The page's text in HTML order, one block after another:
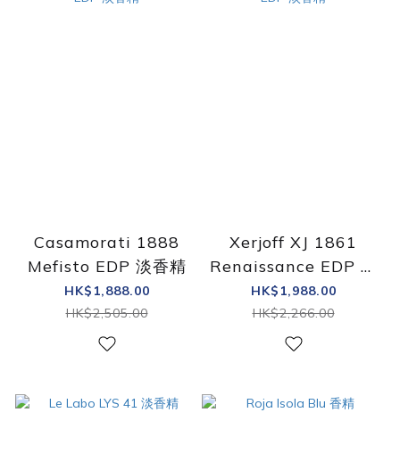
Casamorati 1888
Mefisto EDP 淡香精
HK$1,888.00
HK$2,505.00
Xerjoff XJ 1861
Renaissance EDP 淡
香精
HK$1,988.00
HK$2,266.00